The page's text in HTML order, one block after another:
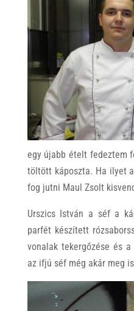
egy újabb ételt fedeztem
töltött káposzta. Ha ilyet
fog jutni Maul Zsolt
Urszics István a séf a
parfét készített
vonalak tekergőzése és
az ifjú séf még akár meg